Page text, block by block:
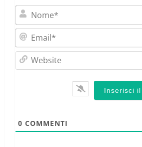
0 COMMENTI